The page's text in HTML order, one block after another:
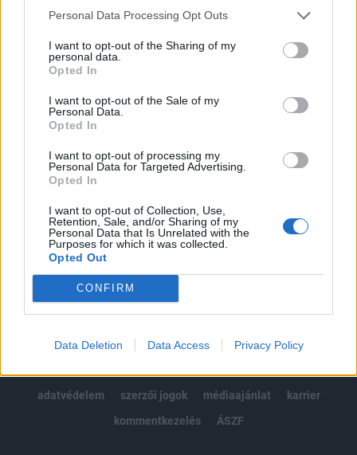
Personal Data Processing Opt Outs
I want to opt-out of the Sharing of my
personal data.
Opted In
I want to opt-out of the Sale of my
Personal Data.
Opted In
I want to opt-out of processing my
Personal Data for Targeted Advertising.
Opted In
I want to opt-out of Collection, Use,
Retention, Sale, and/or Sharing of my
Personal Data that Is Unrelated with the
Purposes for which it was collected.
Opted Out
CONFIRM
Data Deletion Data Access Privacy Policy
tartozik, melynek olvasása előfizetéses
Az előfizetés a következőket tartalmazza:
Kötéslisták: BÉT elmúlt 2 év napon belüli
kötéslistái
Előfizetés
MÁR ELŐFIZETŐNK VAGY?BEJELENTKEZÉS
© 2026 Portfolio
adatvédelem
szerzői jogok médiaajánlat
karrier
kommentkezelés
ÁSZF